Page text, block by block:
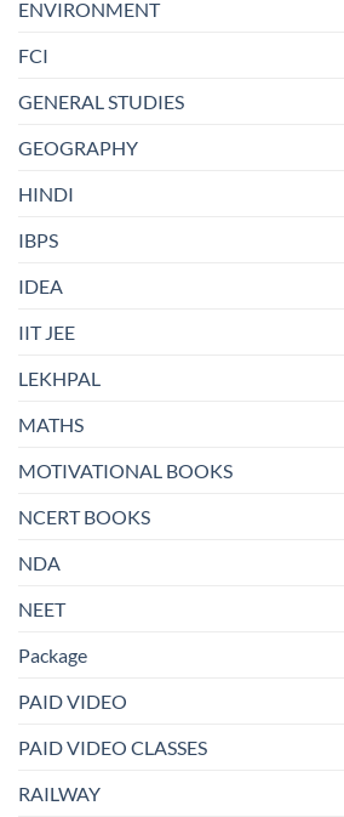
ENVIRONMENT
FCI
GENERAL STUDIES
GEOGRAPHY
HINDI
IBPS
IDEA
IIT JEE
LEKHPAL
MATHS
MOTIVATIONAL BOOKS
NCERT BOOKS
NDA
NEET
Package
PAID VIDEO
PAID VIDEO CLASSES
RAILWAY